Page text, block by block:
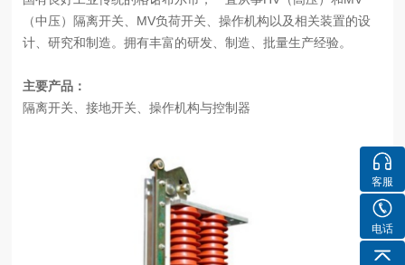
（中压）隔离开关、MV负荷开关、操作机构以及相关装置的设
计、研究和制造。拥有丰富的研发、制造、批量生产经验。
主要产品：
隔离开关、接地开关、操作机构与控制器
客服
电话